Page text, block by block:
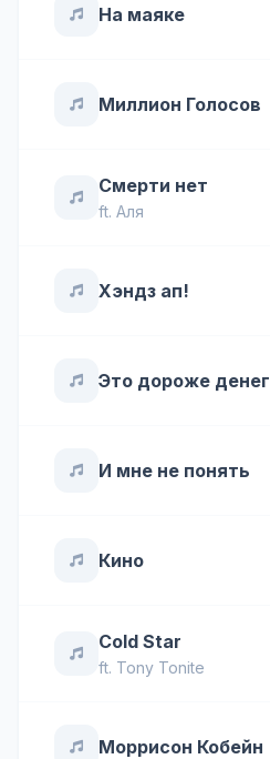
На маяке
Миллион Голосов
Смерти нет
ft. Аля
Хэндз ап!
Это дороже денег
И мне не понять
Кино
Cold Star
ft. Tony Tonite
Моррисон Кобейн